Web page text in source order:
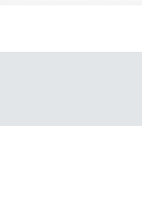
Copyright ©